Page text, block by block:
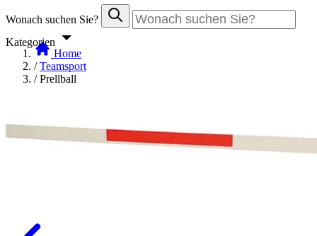
Wonach suchen Sie?
Kategorien
Home
/ Teamsport
/ Prellball